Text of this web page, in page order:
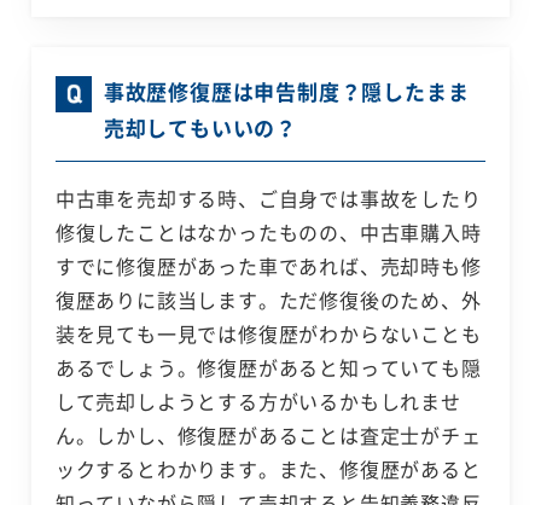
事故歴修復歴は申告制度？隠したまま
売却してもいいの？
中古車を売却する時、ご自身では事故をしたり
修復したことはなかったものの、中古車購入時
すでに修復歴があった車であれば、売却時も修
復歴ありに該当します。ただ修復後のため、外
装を見ても一見では修復歴がわからないことも
あるでしょう。修復歴があると知っていても隠
して売却しようとする方がいるかもしれませ
ん。しかし、修復歴があることは査定士がチェ
ックするとわかります。また、修復歴があると